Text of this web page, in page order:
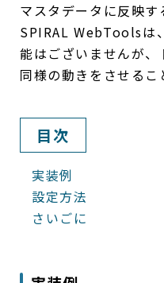
マスタデータに反映す
SPIRAL WebToolsは
能はございませんが
同様の動きをさせるこ
目次
実装例
設定方法
さいごに